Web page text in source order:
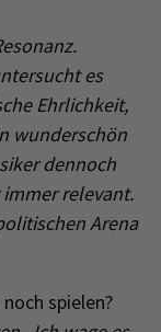
es
Ehrlichkeit,
wunderschön
dennoch
relevant.
Arena
spielen?